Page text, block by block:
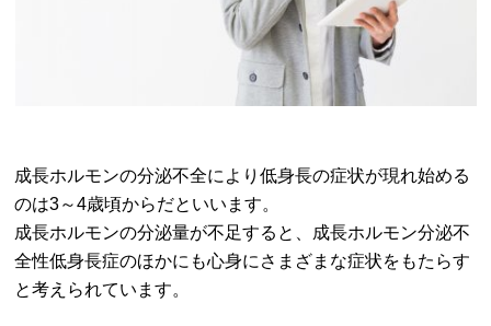
成長ホルモンの分泌不全により低身長の症状が現れ始める
のは3～4歳頃からだといいます。
成長ホルモンの分泌量が不足すると、成長ホルモン分泌不
全性低身長症のほかにも心身にさまざまな症状をもたらす
と考えられています。